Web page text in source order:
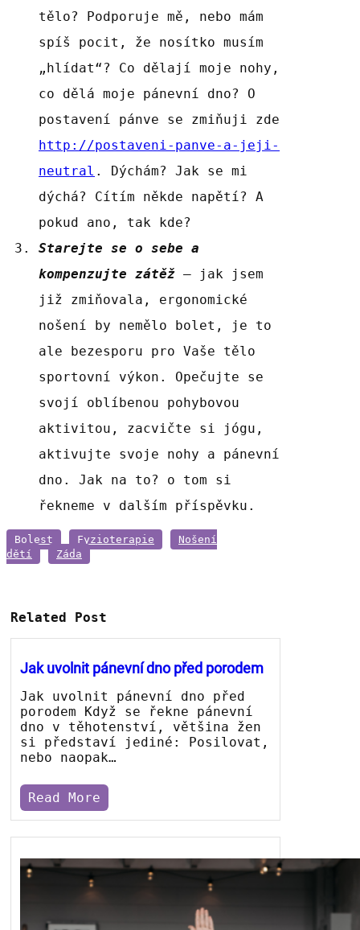
tělo? Podporuje mě, nebo mám
spíš pocit, že nosítko musím
„hlídat“? Co dělají moje nohy,
co dělá moje pánevní dno? O
postavení pánve se zmiňuji zde
http://postaveni-panve-a-jeji-
neutral . Dýchám? Jak se mi
dýchá? Cítím někde napětí? A
pokud ano, tak kde?
Starejte se o sebe a
kompenzujte zátěž – jak jsem
již zmiňovala, ergonomické
nošení by nemělo bolet, je to
ale bezesporu pro Vaše tělo
sportovní výkon. Opečujte se
svojí oblíbenou pohybovou
aktivitou, zacvičte si jógu,
aktivujte svoje nohy a pánevní
dno. Jak na to? o tom si
řekneme v dalším příspěvku.
Bolest Fyzioterapie
Nošení
dětí
Záda
Related Post
Jak uvolnit pánevní dno před porodem
Jak uvolnit pánevní dno před
porodem Když se řekne pánevní
dno v těhotenství, většina žen
si představí jediné: Posilovat,
nebo naopak…
Read More